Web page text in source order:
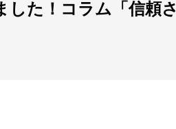
した！コラム「信頼